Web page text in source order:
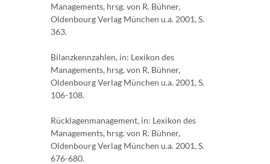
Managements, hrsg. von R. Bühner,
Oldenbourg Verlag München u.a. 2001, S.
363.
Bilanzkennzahlen, in: Lexikon des
Managements, hrsg. von R. Bühner,
Oldenbourg Verlag München u.a. 2001, S.
106-108.
Rücklagenmanagement, in: Lexikon des
Managements, hrsg. von R. Bühner,
Oldenbourg Verlag München u.a. 2001, S.
676-680.